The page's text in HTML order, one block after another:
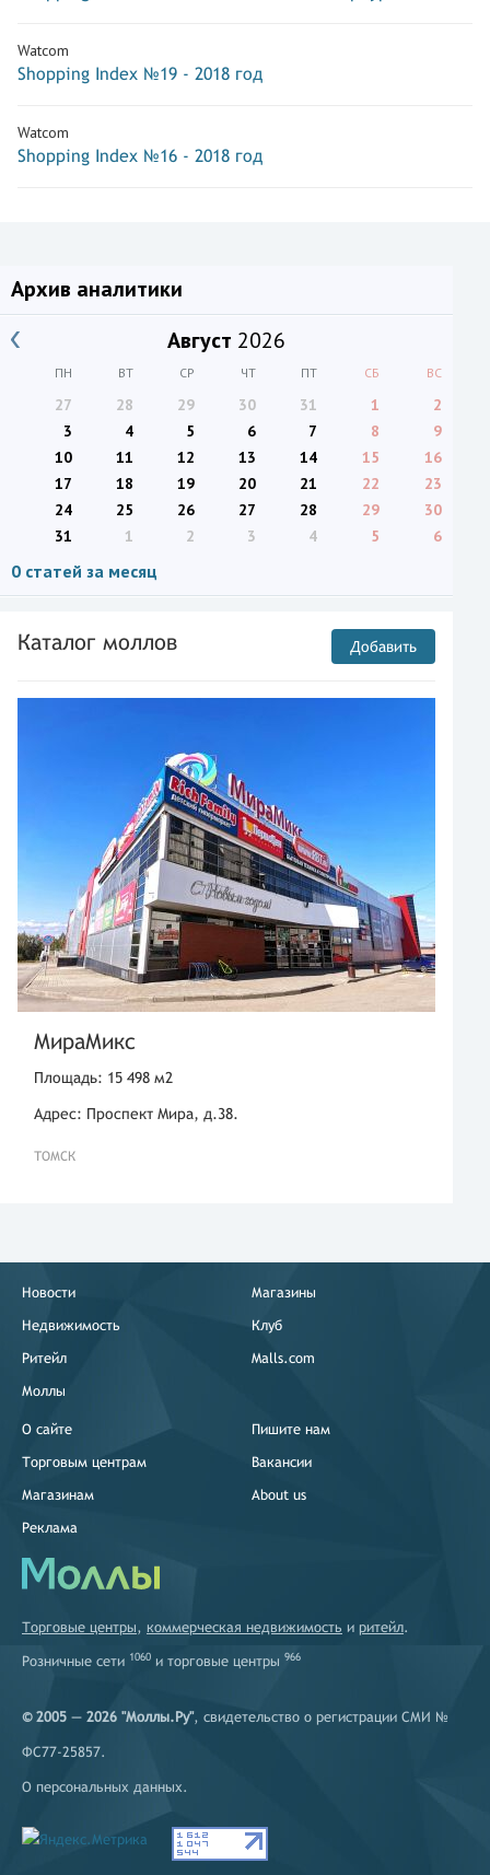
Watcom
Shopping Index №19 - 2018 год
Watcom
Shopping Index №16 - 2018 год
Архив аналитики
Август 2026
ПН ВТ СР ЧТ ПТ СБ ВС
27 28 29 30 31 1
2
3
4 5 6 7 8
9
10
11 12 13 14 15
16
17
18 19 20 21 22
23
24
25 26 27 28 29
30
31
1 2 3 4 5 6
0 статей за месяц
Каталог моллов Добавить
МираМикс
Площадь: 15 498 м2
Адрес: Проспект Мира, д.38.
ТОМСК
Новости
Недвижимость
Ритейл
Моллы
Магазины
Клуб
Malls.com
О сайте
Торговым центрам
Магазинам
Реклама
Пишите нам
Вакансии
About us
Торговые центры, коммерческая недвижимость и ритейл.
Розничные сети 1060 и торговые центры 966
© 2005 — 2026 "Моллы.Ру", свидетельство о регистрации СМИ №
ФС77-25857.
О персональных данных.